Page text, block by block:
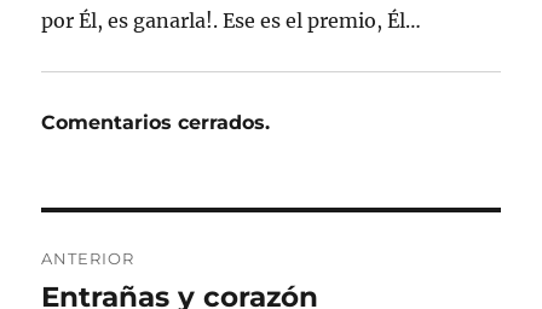
por Él, es ganarla!. Ese es el premio, Él…
Comentarios cerrados.
de
ANTERIOR
Entrada
Entrañas y corazón